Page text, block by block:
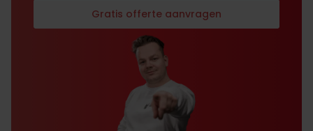
Gratis offerte aanvragen